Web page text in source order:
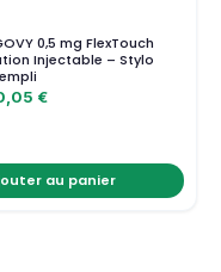
0,5 mg FlexTouch
Injectable – Stylo
€
au panier